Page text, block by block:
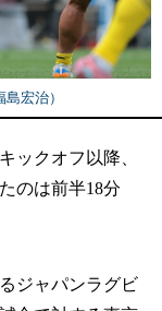
宏治）
ックオフ以降、
のは前半18分
ジャパンラグビ